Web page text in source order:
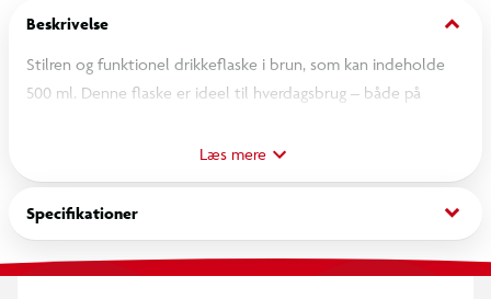
Beskrivelse keyboard_arrow_down
Stilren og funktionel drikkeflaske i brun, som kan indeholde
500 ml. Denne flaske er ideel til hverdagsbrug – både på
Læs mere
Specifikationer keyboard_arrow_down